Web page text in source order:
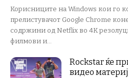
Корисниците на Windows кои го
прелистувачот Google Chrome
содржини од Netflix во 4K
филмови и...
Rockstar ќе
видео